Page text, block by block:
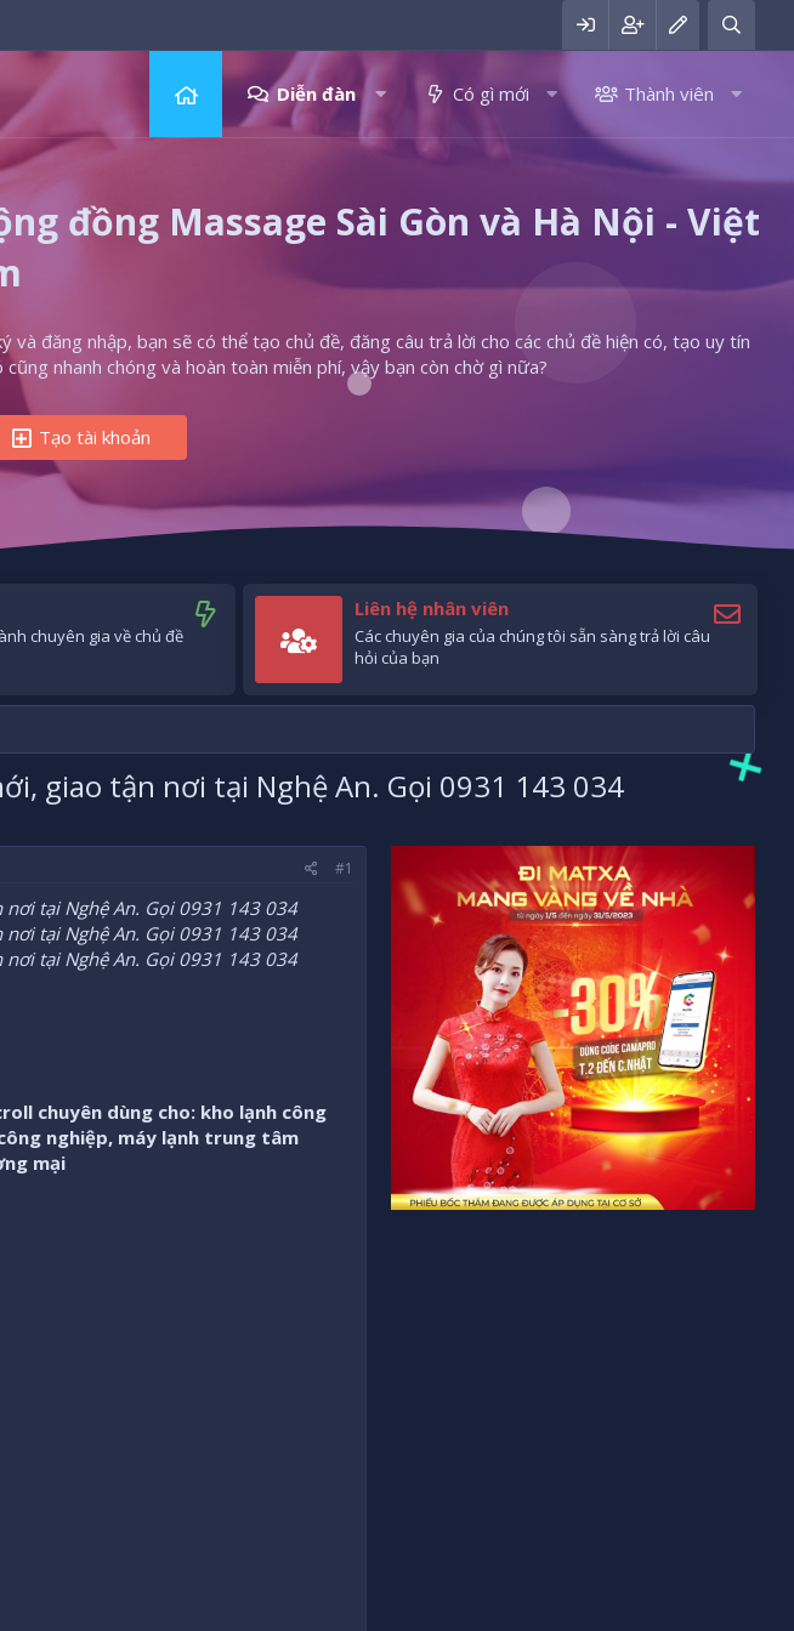
Diễn đàn Có gì mới Thành viên
đồng Massage Sài Gòn và Hà Nội - Việt
đăng nhập, bạn sẽ có thể tạo chủ đề, đăng câu trả lời cho các chủ đề hiện có, tạo uy tín
nhanh chóng và hoàn toàn miễn phí, vậy bạn còn chờ gì nữa?
Tạo tài khoản
chuyên gia về chủ đề
Liên hệ nhân viên
Các chuyên gia của chúng tôi sẵn sàng trả lời câu
hỏi của bạn
giao tận nơi tại Nghệ An. Gọi 0931 143 034
#1
nơi tại Nghệ An. Gọi 0931 143 034
nơi tại Nghệ An. Gọi 0931 143 034
nơi tại Nghệ An. Gọi 0931 143 034
chuyên dùng cho: kho lạnh công
nghiệp, máy lạnh trung tâm
mại